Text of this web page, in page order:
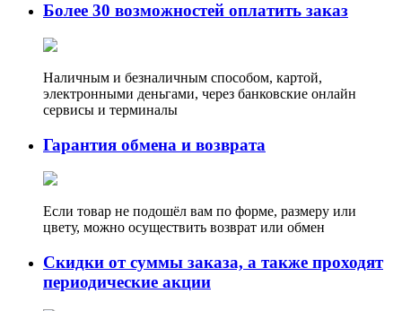
Более 30 возможностей оплатить заказ
Наличным и безналичным способом, картой,
электронными деньгами, через банковские онлайн
сервисы и терминалы
Гарантия обмена и возврата
Если товар не подошёл вам по форме, размеру или
цвету, можно осуществить возврат или обмен
Скидки от суммы заказа, а также проходят
периодические акции